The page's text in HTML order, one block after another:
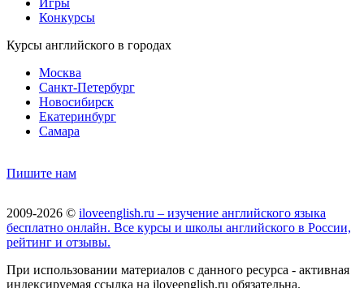
Игры
Конкурсы
Курсы английского в городах
Москва
Санкт-Петербург
Новосибирск
Екатеринбург
Самара
Пишите нам
2009-2026 © iloveenglish.ru – изучение английского языка
бесплатно онлайн. Все курсы и школы английского в России,
рейтинг и отзывы.
При использовании материалов с данного ресурса - активная
индексируемая ссылка на iloveenglish.ru обязательна.